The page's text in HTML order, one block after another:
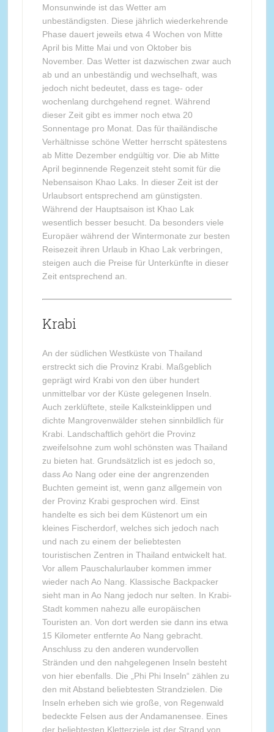
Monsunwinde ist das Wetter am
unbeständigsten. Diese jährlich wiederkehrende
Phase dauert jeweils etwa 4 Wochen von Mitte
April bis Mitte Mai und von Oktober bis
November. Das Wetter ist dazwischen zwar auch
ab und an unbeständig und wechselhaft, was
jedoch nicht bedeutet, dass es tage- oder
wochenlang durchgehend regnet. Während
dieser Zeit gibt es immer noch etwa 20
Sonnentage pro Monat. Das für thailändische
Verhältnisse schöne Wetter herrscht spätestens
ab Mitte Dezember endgültig vor. Die ab Mitte
April beginnende Regenzeit steht somit für die
Nebensaison Khao Laks. In dieser Zeit ist der
Urlaubsort entsprechend am günstigsten.
Während der Hauptsaison ist Khao Lak
wesentlich besser besucht. Da besonders viele
Europäer während der Wintermonate zur besten
Reisezeit ihren Urlaub in Khao Lak verbringen,
steigen auch die Preise für Unterkünfte in dieser
Zeit entsprechend an.
Krabi
An der südlichen Westküste von Thailand
erstreckt sich die Provinz Krabi. Maßgeblich
geprägt wird Krabi von den über hundert
unmittelbar vor der Küste gelegenen Inseln.
Auch zerklüftete, steile Kalksteinklippen und
dichte Mangrovenwälder stehen sinnbildlich für
Krabi. Landschaftlich gehört die Provinz
zweifelsohne zum wohl schönsten was Thailand
zu bieten hat. Grundsätzlich ist es jedoch so,
dass Ao Nang oder eine der angrenzenden
Buchten gemeint ist, wenn ganz allgemein von
der Provinz Krabi gesprochen wird. Einst
handelte es sich bei dem Küstenort um ein
kleines Fischerdorf, welches sich jedoch nach
und nach zu einem der beliebtesten
touristischen Zentren in Thailand entwickelt hat.
Vor allem Pauschalurlauber kommen immer
wieder nach Ao Nang. Klassische Backpacker
sieht man in Ao Nang jedoch nur selten. In Krabi-
Stadt kommen nahezu alle europäischen
Touristen an. Von dort werden sie dann ins etwa
15 Kilometer entfernte Ao Nang gebracht.
Anschluss zu den anderen wundervollen
Stränden und den nahgelegenen Inseln besteht
von hier ebenfalls. Die „Phi Phi Inseln“ zählen zu
den mit Abstand beliebtesten Strandzielen. Die
Inseln erheben sich wie große, von Regenwald
bedeckte Felsen aus der Andamanensee. Eines
der beliebtesten Kletterziele ist der Strand von